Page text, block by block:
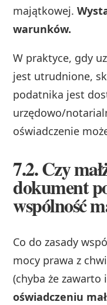
majątkowej.
warunków.
W praktyce, gdy
jest utrudnione,
podatnika jest
urzędowo/
oświadczenie
7.2. Czy
dokument
wspólność
Co do zasady
mocy prawa z
(chyba że zawarto
oświadczeniu